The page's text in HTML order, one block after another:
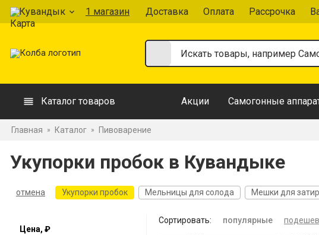
Кувандык 1 магазин Доставка Оплата Рассрочка
Каталог товаров Акции Самогонные
Главная » Каталог » Пивоварение
Укупорки пробок в Кувандыке
отмена Укупорки пробок Мельницы для солода Мешки для
Цена, ₽
Сортировать: популярные